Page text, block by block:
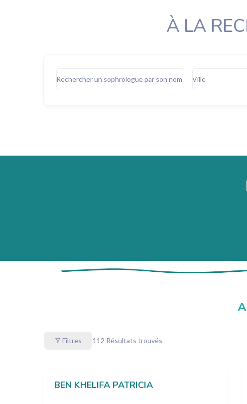
À LA
Rechercher un sophrologue par son nom Ville
Filtres 112 Résultats trouvés
BEN KHELIFA PATRICIA